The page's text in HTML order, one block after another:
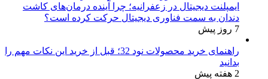
ایمپلنت دیجیتال در زعفرانیه؛ چرا آینده درمان‌های کاشت
دندان به سمت فناوری دیجیتال حرکت کرده است؟
7 روز پیش
راهنمای خرید محصولات نود 32؛ قبل از خرید این نکات مهم را
بدانید
2 هفته پیش